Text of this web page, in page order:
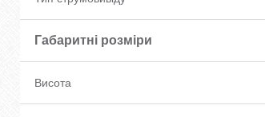
Габаритні розміри
Висота